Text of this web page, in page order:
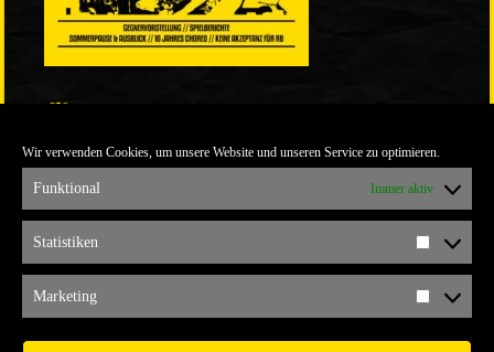
Wir verwenden Cookies, um unsere Website und unseren Service zu optimieren.
Funktional Immer aktiv
Statistiken
Marketing
ULTRABLOG DER YELLOW CONNECTION
ALEMANNIA VERKAUFT MAN NICHT
ARCHIV
ARCHIV